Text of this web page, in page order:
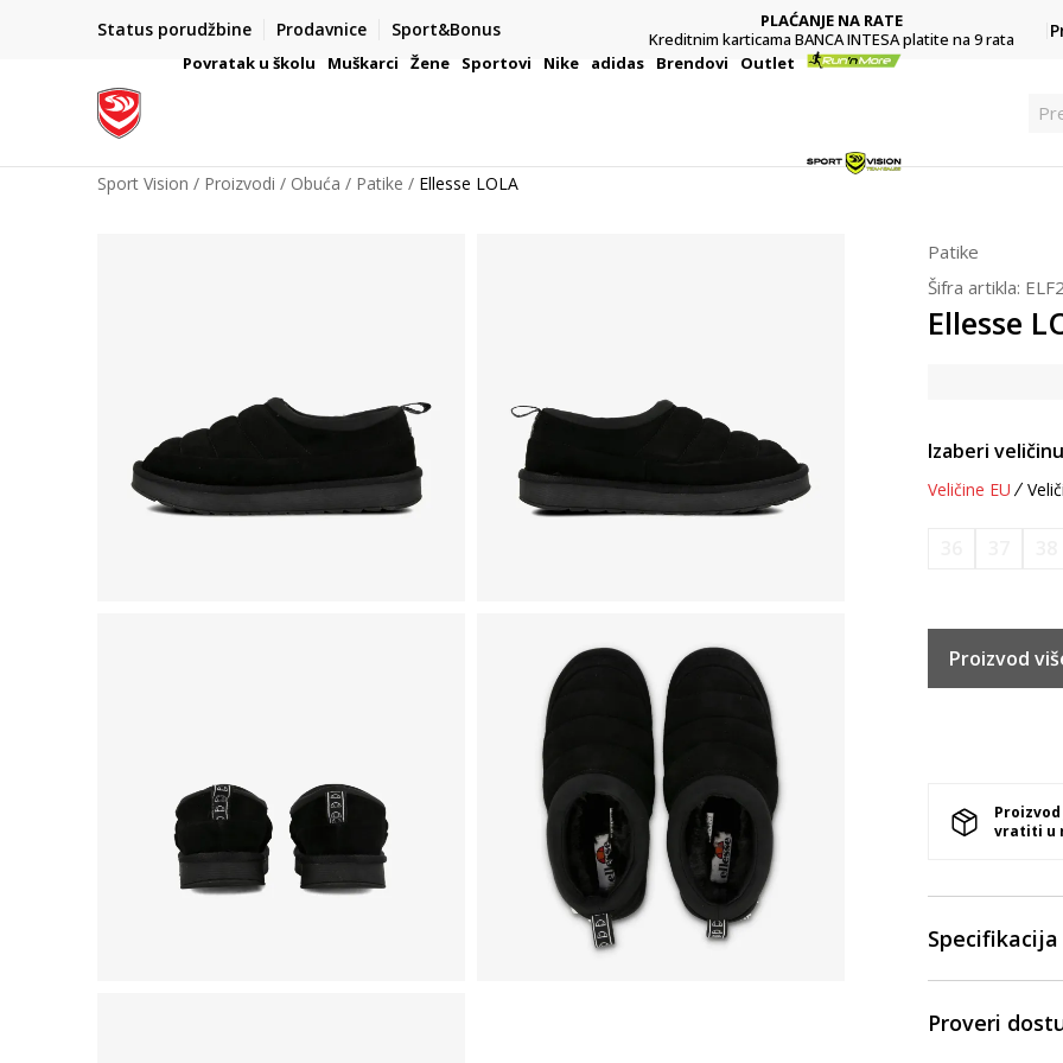
Status porudžbine Prodavnice Sport&Bonus
VAŽNO OBAVEŠTENJE ZA POTROŠAČE
PLAĆANJE NA RATE
Kreditnim karticama BANCA INTESA platite na 9 rata
Povratak u školu Muškarci Žene Sportovi Nike adidas Brendovi Outlet
Sport Vision Proizvodi Obuća Patike Ellesse LOLA
Patike
Šifra artikla:
Ellesse
Izaberi
Veličine EU
Proizvod
vratiti u
Specifikacija
Proveri